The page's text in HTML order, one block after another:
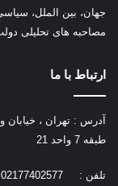
جهان، بین الملل،
مصاحبه های تحلیلی
ارتباط با ما
طبقه 7 واحد 21
تلفن : 02177402577